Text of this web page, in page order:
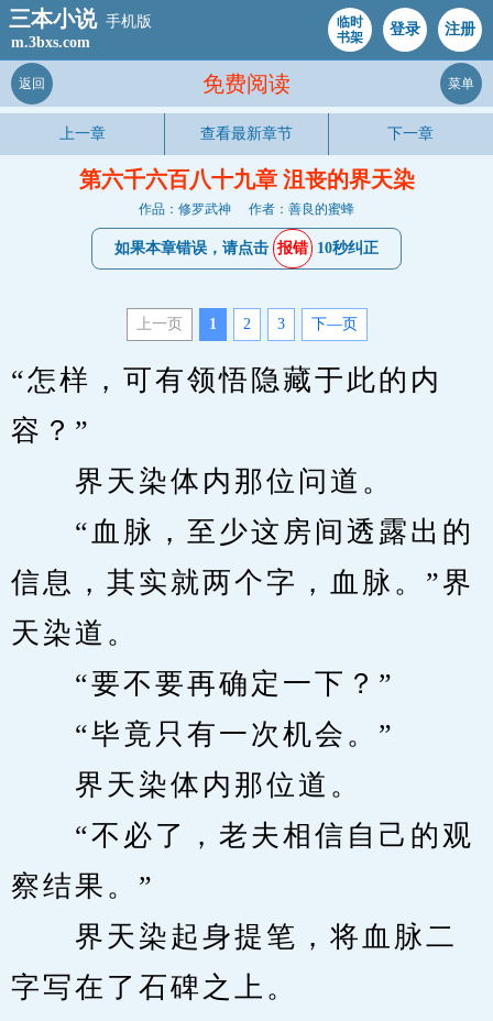
三本小说 手机版
m.3bxs.com
临时
书架
登录 注册
免费阅读
返回 菜单
上一章 查看最新章节 下一章
第六千六百八十九章 沮丧的界天染
作品：修罗武神 作者：善良的蜜蜂
如果本章错误，请点击 报错 10秒纠正
上一页 1 2 3 下—页
“怎样，可有领悟隐藏于此的内
容？”
界天染体内那位问道。
“血脉，至少这房间透露出的
信息，其实就两个字，血脉。”界
天染道。
“要不要再确定一下？”
“毕竟只有一次机会。”
界天染体内那位道。
“不必了，老夫相信自己的观
察结果。”
界天染起身提笔，将血脉二
字写在了石碑之上。